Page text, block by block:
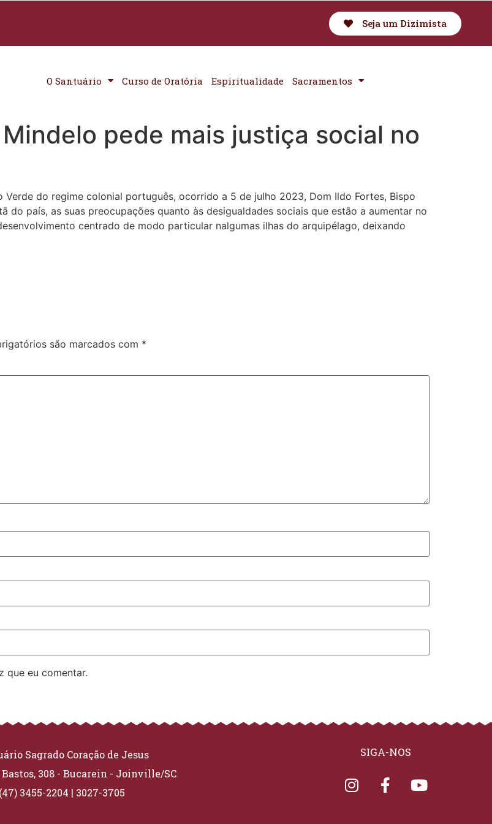
Seja um Dizimista
O Santuário Curso de Oratória Espiritualidade Sacramentos
pede mais justiça social no
do regime colonial português, ocorrido a 5 de julho 2023, Dom Ildo Fortes, Bispo
do país, as suas preocupações quanto às desigualdades sociais que estão a aumentar no
centrado de modo particular nalgumas ilhas do arquipélago, deixando
são marcados com *
que eu comentar.
Sagrado Coração de Jesus
308 - Bucarein - Joinville/SC
(47) 3455-2204 | 3027-3705
SIGA-NOS